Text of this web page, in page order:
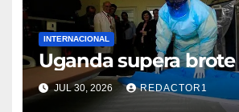
INTERNACIONAL
Uganda supera
JUL 30, 2026 REDACTOR1